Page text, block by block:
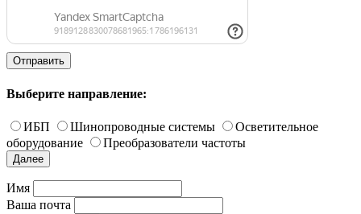
Отправить
Выберите направление:
ИБП Шинопроводные системы
Осветительное
оборудование
Преобразователи частоты
Далее
Имя
Ваша почта